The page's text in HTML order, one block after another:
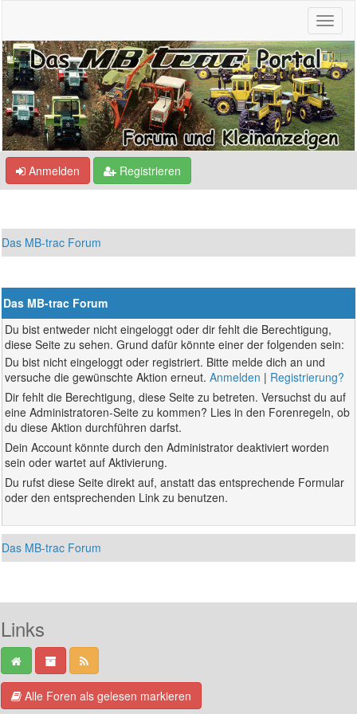
Anmelden Registrieren
Das MB-trac Forum
Das MB-trac Forum
Du bist entweder nicht eingeloggt oder dir fehlt die Berechtigung,
diese Seite zu sehen. Grund dafür könnte einer der folgenden sein:
Du bist nicht eingeloggt oder registriert. Bitte melde dich an und
versuche die gewünschte Aktion erneut.Anmelden | Registrierung?
Dir fehlt die Berechtigung, diese Seite zu betreten. Versuchst du auf
eine Administratoren-Seite zu kommen? Lies in den Forenregeln, ob
du diese Aktion durchführen darfst.
Dein Account könnte durch den Administrator deaktiviert worden
sein oder wartet auf Aktivierung.
Du rufst diese Seite direkt auf, anstatt das entsprechende Formular
oder den entsprechenden Link zu benutzen.
Das MB-trac Forum
Links
Alle Foren als gelesen markieren